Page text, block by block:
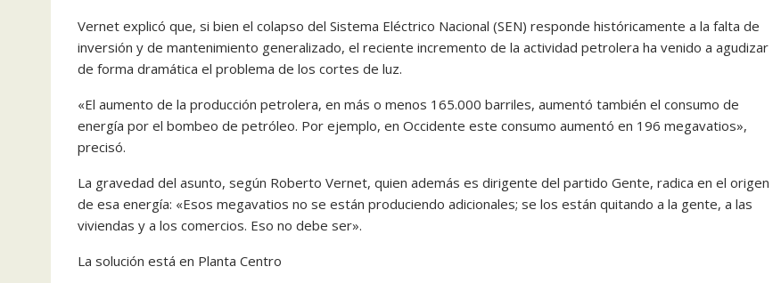
Vernet explicó que, si bien el colapso del Sistema Eléctrico Nacional (SEN) responde históricamente a la falta de
inversión y de mantenimiento generalizado, el reciente incremento de la actividad petrolera ha venido a agudizar
de forma dramática el problema de los cortes de luz.
«El aumento de la producción petrolera, en más o menos 165.000 barriles, aumentó también el consumo de
energía por el bombeo de petróleo. Por ejemplo, en Occidente este consumo aumentó en 196 megavatios»,
precisó.
La gravedad del asunto, según Roberto Vernet, quien además es dirigente del partido Gente, radica en el origen
de esa energía: «Esos megavatios no se están produciendo adicionales; se los están quitando a la gente, a las
viviendas y a los comercios. Eso no debe ser».
La solución está en Planta Centro